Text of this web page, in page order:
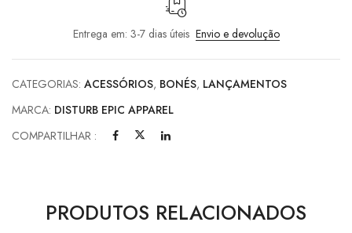
Entrega em: 3-7 dias úteis Envio e devolução
CATEGORIAS: ACESSÓRIOS, BONÉS, LANÇAMENTOS
MARCA: DISTURB EPIC APPAREL
COMPARTILHAR :
PRODUTOS RELACIONADOS